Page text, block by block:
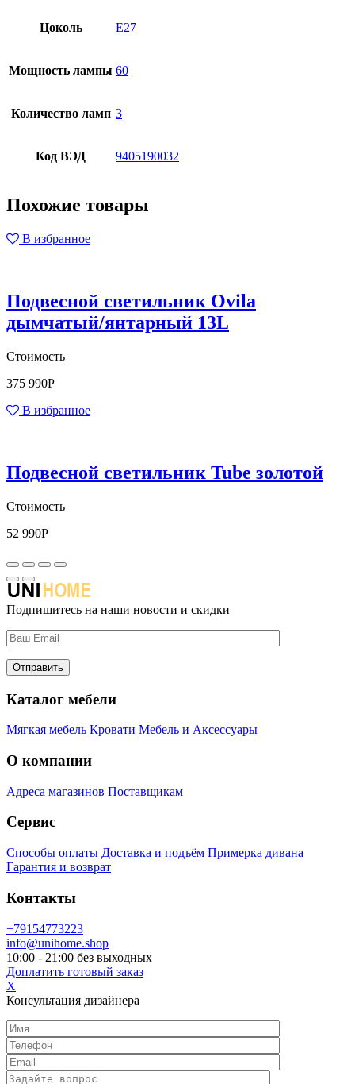
Цоколь E27
Мощность лампы 60
Количество ламп 3
Код ВЭД 9405190032
Похожие товары
В избранное
Подвесной светильник Ovila
дымчатый/янтарный 13L
Стоимость
375 990Р
В избранное
Подвесной светильник Tube золотой
Стоимость
52 990Р
Подпишитесь на наши новости и скидки
Каталог мебели
Мягкая мебель Кровати Мебель и Аксессуары
О компании
Адреса магазинов Поставщикам
Сервис
Способы оплаты Доставка и подъём Примерка дивана
Гарантия и возврат
Контакты
+79154773223
info@unihome.shop
10:00 - 21:00 без выходных
Доплатить готовый заказ
X
Консультация дизайнера